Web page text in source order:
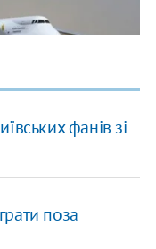
фанів зі
поза